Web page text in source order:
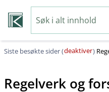
Siste besøkte sider (deaktiver)
Regelverk og